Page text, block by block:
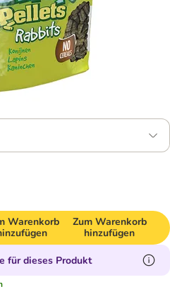
Warenkorb
Zum Warenkorb
hinzufügen
für dieses Produkt